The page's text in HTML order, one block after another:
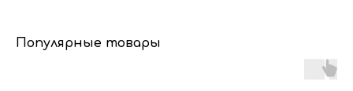
Популярные товары